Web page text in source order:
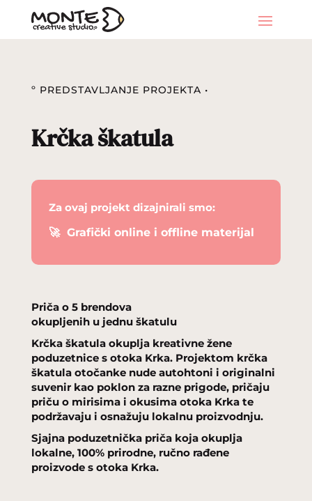
º PREDSTAVLJANJE PROJEKTA •
Krčka škatula
Za ovaj projekt dizajnirali smo:
🚀 Grafički online i offline materijal
Priča o 5 brendova
okupljenih u jednu škatulu
Krčka škatula okuplja kreativne žene
poduzetnice s otoka Krka. Projektom krčka
škatula otočanke nude autohtoni i originalni
suvenir kao poklon za razne prigode, pričaju
priču o mirisima i okusima otoka Krka te
podržavaju i osnažuju lokalnu proizvodnju.
Sjajna poduzetnička priča koja okuplja
lokalne,100% prirodne, ručno rađene
proizvode s otoka Krka.